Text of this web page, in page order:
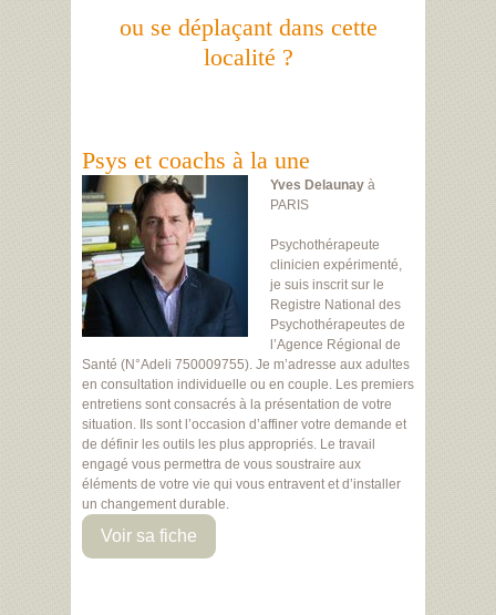
ou se déplaçant dans cette
localité ?
Psys et coachs à la une
Yves Delaunay à
PARIS
Psychothérapeute
clinicien expérimenté,
je suis inscrit sur le
Registre National des
Psychothérapeutes de
l’Agence Régional de
Santé (N°Adeli 750009755). Je m’adresse aux adultes
en consultation individuelle ou en couple. Les premiers
entretiens sont consacrés à la présentation de votre
situation. Ils sont l’occasion d’affiner votre demande et
de définir les outils les plus appropriés. Le travail
engagé vous permettra de vous soustraire aux
éléments de votre vie qui vous entravent et d’installer
un changement durable.
Voir sa fiche